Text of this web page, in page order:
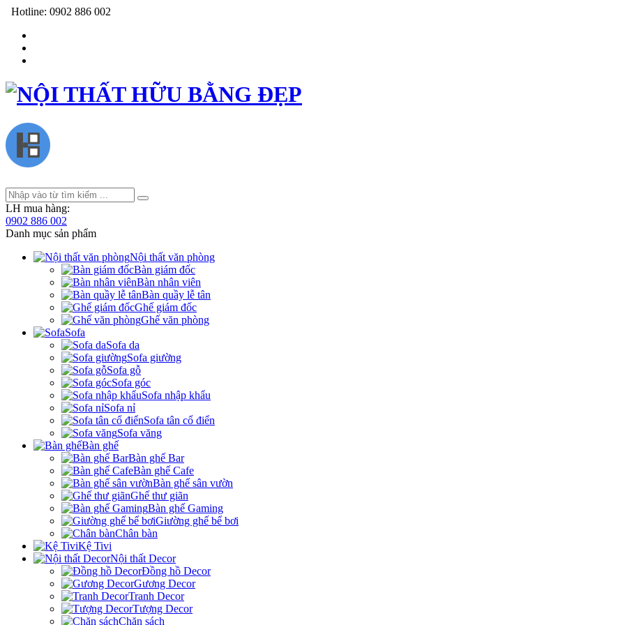
Hotline: 0902 886 002
LH mua hàng:
0902 886 002
Danh mục sản phẩm
Nội thất văn phòng
Bàn giám đốc
Bàn nhân viên
Bàn quầy lễ tân
Ghế giám đốc
Ghế văn phòng
Sofa
Sofa da
Sofa giường
Sofa gỗ
Sofa góc
Sofa nhập khẩu
Sofa nỉ
Sofa tân cổ điển
Sofa văng
Bàn ghế
Bàn ghế Bar
Bàn ghế Cafe
Bàn ghế sân vườn
Ghế thư giãn
Bàn ghế Gaming
Giường ghế bể bơi
Chân bàn
Kệ Tivi
Nội thất Decor
Đồng hồ Decor
Gương Decor
Tranh Decor
Tượng Decor
Chặn sách